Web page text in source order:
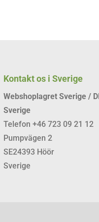
Kontakt os i Sverige
Webshoplagret Sverige /
Sverige
Telefon +46 723 09 21 12
Pumpvägen 2
SE24393 Höör
Sverige